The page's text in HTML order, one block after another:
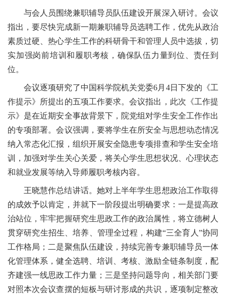
与会人员围绕兼职辅导员队伍建设开展深入研讨。会议
指出，要尽快完成新一期兼职辅导员选聘工作，优先从政治
素质过硬、热心学生工作的科研骨干和管理人员中选拔 ，切
实加强岗前培训和履职考核 ，确保队伍力量到位、责任到
位。
会议逐项研究了中国科学院机关党委6月 4日下发的《工
作提示》所提出的五项工作要求。会议指出，此次《工作提
示》是在近期安全事故背景下，院党组对学生安全工作作出
的专项部署。会议强调 ， 要将学生在所安全与思想动态情况
纳入常态化汇报，组织开展安全隐患专项排查和学生安全培
训
， 加强对学生关心关爱，将关心学生思想状况、心理状态
和就业发展等纳入导师履职考核内容。
王晓慧作总结讲话。 她对上半年学生思想政治工作取得
的成效予以肯定，并就下一阶段提出明确要求： 一是提高政
治站位，牢牢把握研究生思政工作的政治属性，将立德树人
贯穿研究生招生、培养、管理全过程，构建“三全育人”协同
工作格局；二是聚焦队伍建设，持续完善专兼职辅导员一体
化管理体系，健全选聘、培训、考核、激励全链条制度，配
齐建强一线思政工作力量；三是坚持问题导向， 相关部门要
对照本次会议查摆的短板与研讨形成的共识，逐项制定整改